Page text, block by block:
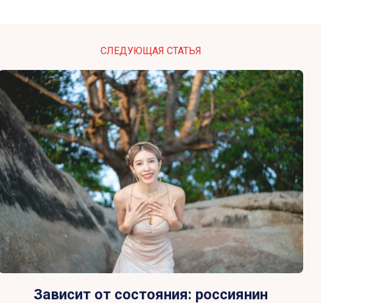
СЛЕДУЮЩАЯ СТАТЬЯ
Зависит от состояния: россиянин